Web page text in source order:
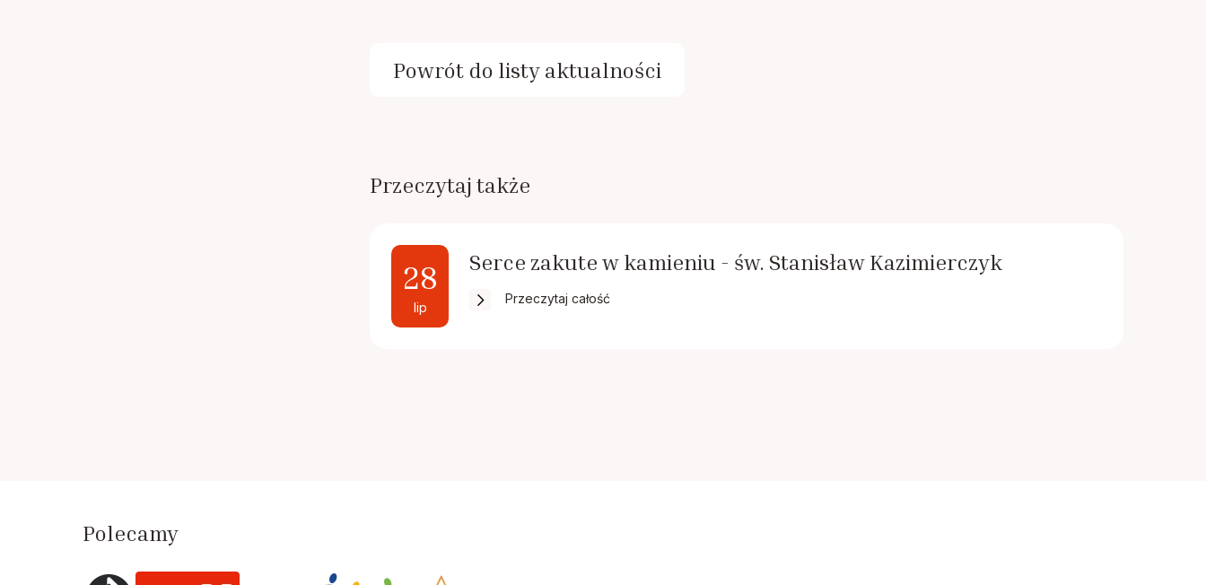
Powrót do listy aktualności
Przeczytaj także
28
lip
Serce zakute w kamieniu - św. Stanisław Kazimierczyk
Przeczytaj całość
Polecamy